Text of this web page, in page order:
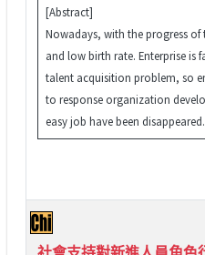
[Abstract]
Nowadays, with the progress of
and low birth rate. Enterprise is
talent acquisition problem, so
to response organization
easy job have been